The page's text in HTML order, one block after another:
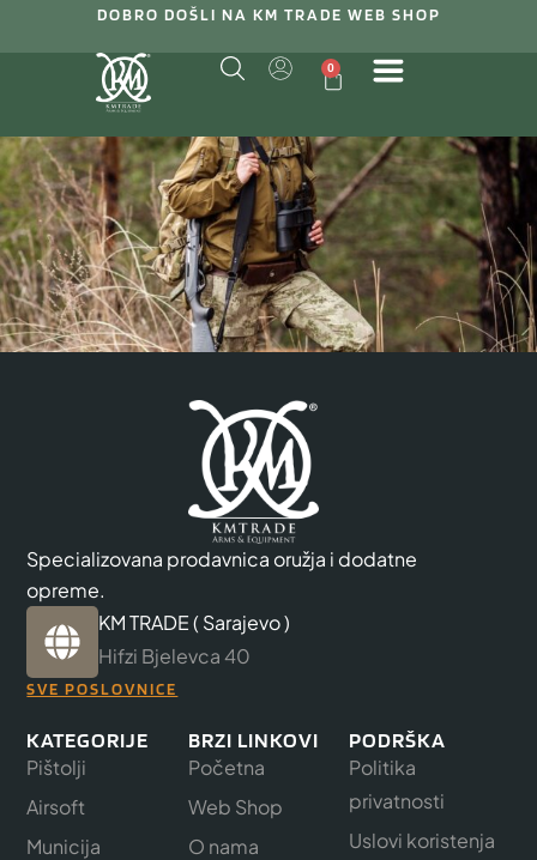
DOBRO DOŠLI NA KM TRADE WEB SHOP
0
Specializovana prodavnica oružja i dodatne
opreme.
KM TRADE ( Sarajevo )
Hifzi Bjelevca 40
SVE POSLOVNICE
KATEGORIJE
Pištolji
Airsoft
Municija
BRZI LINKOVI
Početna
Web Shop
O nama
PODRŠKA
Politika
privatnosti
Uslovi koristenja